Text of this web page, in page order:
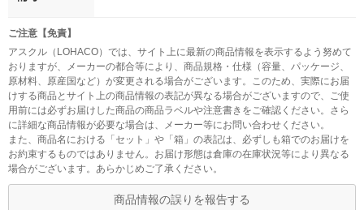
ご注意【免責】
アスクル（LOHACO）では、サイト上に最新の商品情報を表示するよう努めて
おりますが、メーカーの都合等により、商品規格・仕様（容量、パッケージ、
原材料、原産国など）が変更される場合がございます。このため、実際にお届
けする商品とサイト上の商品情報の表記が異なる場合がございますので、ご使
用前には必ずお届けした商品の商品ラベルや注意書きをご確認ください。さら
に詳細な商品情報が必要な場合は、メーカー等にお問い合わせください。
また、商品名における「セット」や「箱」の表記は、必ずしも箱でのお届けを
お約束するものではありません。お届け形態は倉庫の在庫状況等により異なる
場合がございます。あらかじめご了承ください。
商品情報の誤りを報告する